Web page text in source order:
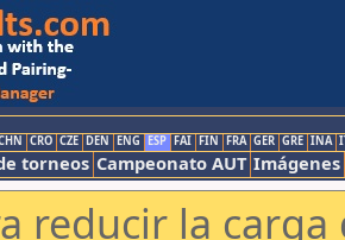
CRO CZE DEN ENG ESP FAI FIN FRA GER GRE INA
torneos Campeonato AUT Imágenes
reducir la